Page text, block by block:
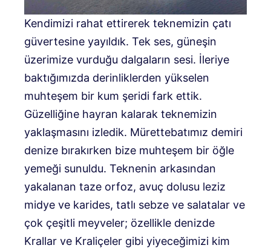
Kendimizi rahat ettirerek teknemizin çatı
güvertesine yayıldık. Tek ses, güneşin
üzerimize vurduğu dalgaların sesi. İleriye
baktığımızda derinliklerden yükselen
muhteşem bir kum şeridi fark ettik.
Güzelliğine hayran kalarak teknemizin
yaklaşmasını izledik. Mürettebatımız demiri
denize bırakırken bize muhteşem bir öğle
yemeği sunuldu. Teknenin arkasından
yakalanan taze orfoz, avuç dolusu leziz
midye ve karides, tatlı sebze ve salatalar ve
çok çeşitli meyveler; özellikle denizde
Krallar ve Kraliçeler gibi yiyeceğimizi kim